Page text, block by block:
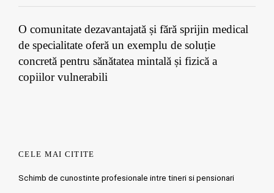
O comunitate dezavantajată și fără sprijin medical
de specialitate oferă un exemplu de soluție
concretă pentru sănătatea mintală și fizică a
copiilor vulnerabili
CELE MAI CITITE
Schimb de cunostinte profesionale intre tineri si pensionari